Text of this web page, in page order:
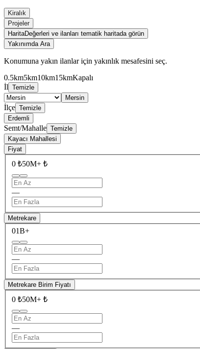
Kiralık
Projeler
HaritaDeğerleri ve ilanları tematik haritada görün
Yakınımda Ara
Konumuna yakın ilanlar için yakınlık mesafesini seç.
0.5km5km10km15kmKapalı
İl Temizle
Mersin
İlçe Temizle
Erdemli
Semt/Mahalle Temizle
Kayacı Mahallesi
Fiyat
0 ₺50M+ ₺
—
Metrekare
01B+
—
Metrekare Birim Fiyatı
0 ₺50M+ ₺
—